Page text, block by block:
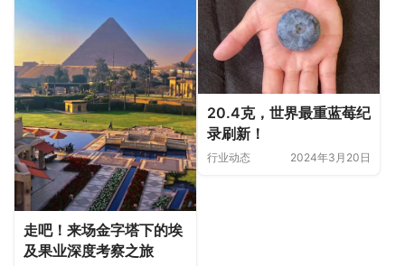
走吧！来场金字塔下的埃
及果业深度考察之旅
20.4克，世界最重蓝莓纪
录刷新！
行业动态 2024年3月20日